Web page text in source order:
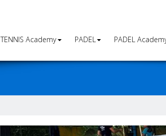
TENNIS Academy PADEL PADEL